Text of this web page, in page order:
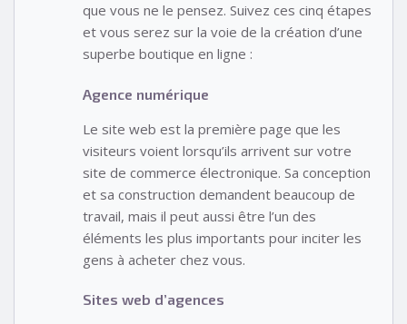
que vous ne le pensez. Suivez ces cinq étapes
et vous serez sur la voie de la création d’une
superbe boutique en ligne :
Agence numérique
Le site web est la première page que les
visiteurs voient lorsqu’ils arrivent sur votre
site de commerce électronique. Sa conception
et sa construction demandent beaucoup de
travail, mais il peut aussi être l’un des
éléments les plus importants pour inciter les
gens à acheter chez vous.
Sites web d’agences